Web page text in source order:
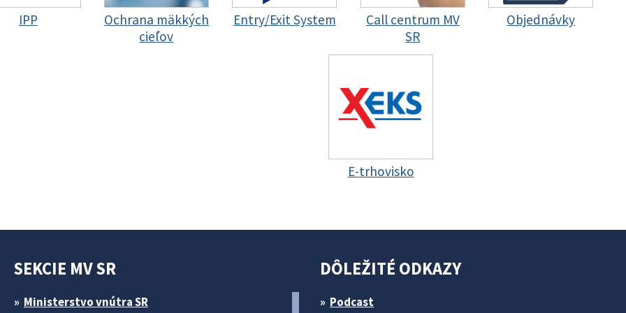
IPP
Ochrana mäkkých
cieľov
Entry/Exit System
Call centrum MV
SR
Objednávky
E-trhovisko
SEKCIE MV SR
Ministerstvo vnútra SR
DÔLEŽITÉ ODKAZY
Podcast